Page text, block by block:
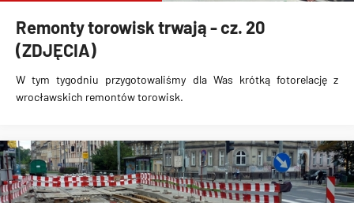
Remonty torowisk trwają - cz. 20
(ZDJĘCIA)
W tym tygodniu przygotowaliśmy dla Was krótką fotorelację z
wrocławskich remontów torowisk.